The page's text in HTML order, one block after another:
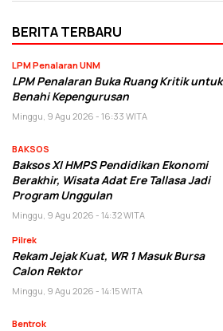
BERITA TERBARU
LPM Penalaran UNM
LPM Penalaran Buka Ruang Kritik untuk
Benahi Kepengurusan
Minggu, 9 Agu 2026 - 16:33 WITA
BAKSOS
Baksos XI HMPS Pendidikan Ekonomi
Berakhir, Wisata Adat Ere Tallasa Jadi
Program Unggulan
Minggu, 9 Agu 2026 - 14:32 WITA
Pilrek
Rekam Jejak Kuat, WR 1 Masuk Bursa
Calon Rektor
Minggu, 9 Agu 2026 - 14:15 WITA
Bentrok